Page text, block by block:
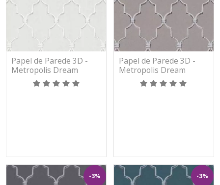
Papel de Parede 3D -
Metropolis Dream
Again - 365021 - TNT -
Vinilíco
Papel de Parede 3D -
Metropolis Dream
Again - 365022 - TNT -
Vinilíco
-3% -3%